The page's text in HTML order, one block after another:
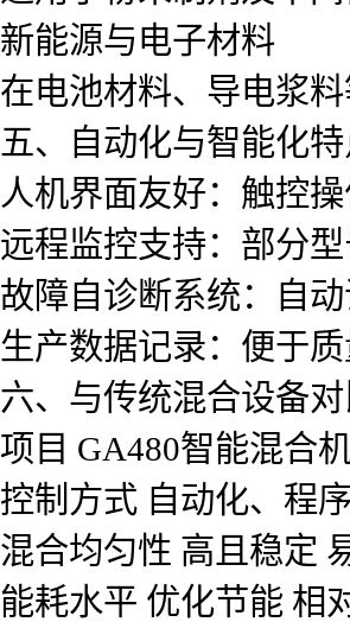
新能源与电子材料
在电池材料、导电浆
五、自动化与智能化特
人机界面友好：触控
远程监控支持：部分
故障自诊断系统：自
生产数据记录：便于
六、与传统混合设备
项目 GA480智能混合
控制方式 自动化、程
混合均匀性 高且稳定
能耗水平 优化节能 相